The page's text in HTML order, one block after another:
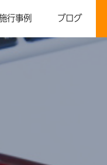
行事例 ブログ